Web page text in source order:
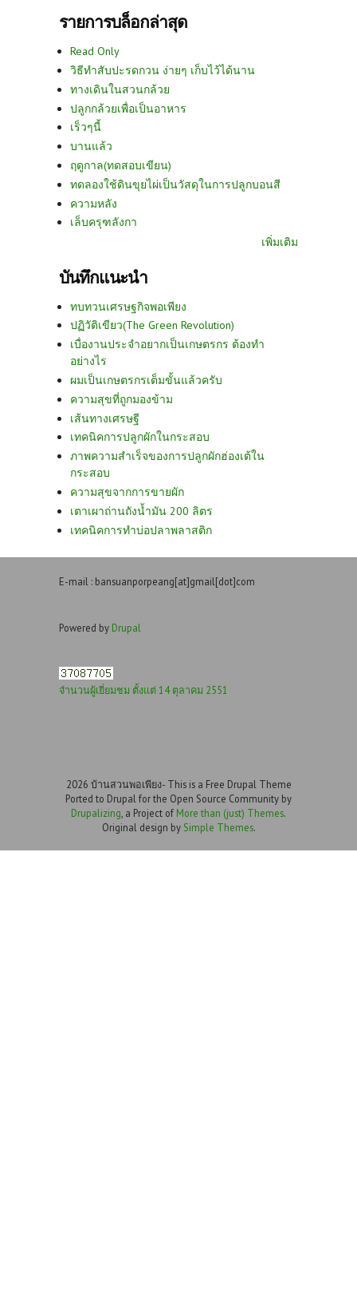
รายการบล็อกล่าสุด
Read Only
วิธีทำสับปะรดกวน ง่ายๆ เก็บไว้ได้นาน
ทางเดินในสวนกล้วย
ปลูกกล้วยเพื่อเป็นอาหาร
เร็วๆนี้
บานแล้ว
ฤดูกาล(ทดสอบเขียน)
ทดลองใช้ดินขุยไผ่เป็นวัสดุในการปลูกบอนสี
ความหลัง
เล็บครุฑลังกา
เพิ่มเติม
บันทึกแนะนำ
ทบทวนเศรษฐกิจพอเพียง
ปฏิวัติเขียว(The Green Revolution)
เบื่องานประจำอยากเป็นเกษตรกร ต้องทำ
อย่างไร
ผมเป็นเกษตรกรเต็มขั้นแล้วครับ
ความสุขที่ถูกมองข้าม
เส้นทางเศรษฐี
เทคนิคการปลูกผักในกระสอบ
ภาพความสำเร็จของการปลูกผักฮ่องเต้ใน
กระสอบ
ความสุขจากการขายผัก
เตาเผาถ่านถังน้ำมัน 200 ลิตร
เทคนิคการทำบ่อปลาพลาสติก
E-mail : bansuanporpeang[at]gmail[dot]com
Powered by Drupal
จำนวนผู้เยี่ยมชม ตั้งแต่ 14 ตุลาคม 2551
2026 บ้านสวนพอเพียง- This is a Free Drupal Theme
Ported to Drupal for the Open Source Community by
Drupalizing , a Project of More than (just) Themes.
Original design by Simple Themes.